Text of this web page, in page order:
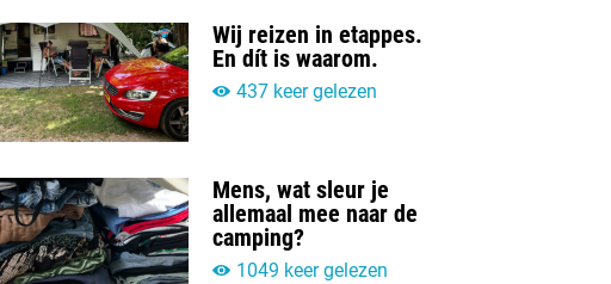
Wij reizen in etappes.
En dít is waarom.
437 keer gelezen
Mens, wat sleur je
allemaal mee naar de
camping?
1049 keer gelezen